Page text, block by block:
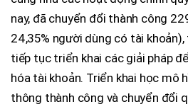
nay, đã chuyển đổi thành công
24,35% người dùng có tài
tiếp tục triển khai các giải pháp
hóa tài khoản. Triển khai học mô
thông thành công và chuyển đổi